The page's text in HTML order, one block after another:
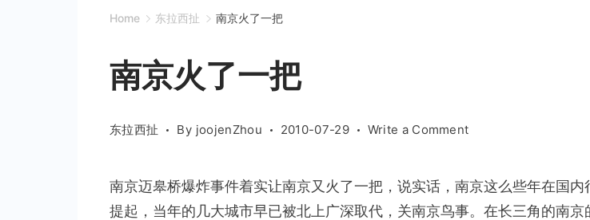
Home 东拉西扯 南京火了一把
南京火了一把
东拉西扯 By joojenZhou 2010-07-29 Write a Commenton
火
了
南京迈皋桥爆炸事件着实让南京又火了一把，说实话，南京这么些年在国内
提起，当年的几大城市早已被北上广深取代，关南京鸟事。在长三角的南京